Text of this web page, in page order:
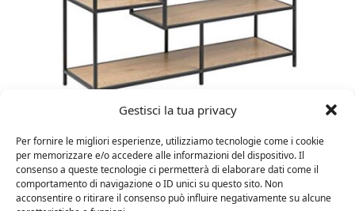
Gestisci la tua privacy
Per fornire le migliori esperienze, utilizziamo tecnologie come i cookie
per memorizzare e/o accedere alle informazioni del dispositivo. Il
consenso a queste tecnologie ci permetterà di elaborare dati come il
comportamento di navigazione o ID unici su questo sito. Non
acconsentire o ritirare il consenso può influire negativamente su alcune
Amazon Basics Martin – Libreria, 35 x 114 x 78 cm
marchio Movian)